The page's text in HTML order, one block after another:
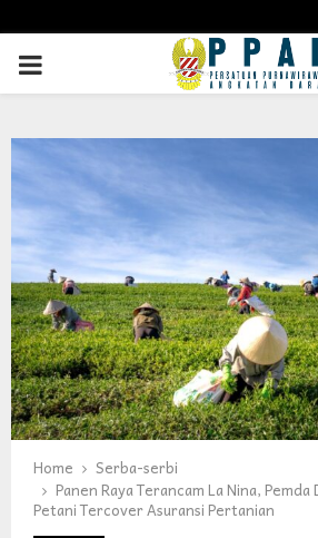
PRIMARY
Home
Serba-serbi
Panen Raya Terancam La Nina, Pemda
Petani Tercover Asuransi Pertanian